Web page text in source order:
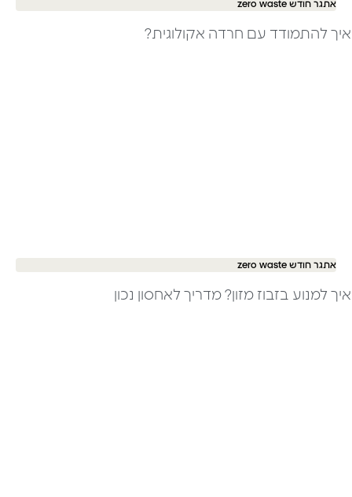
אתגר חודש zero waste
איך להתמודד עם חרדה אקולוגית?
אתגר חודש zero waste
איך למנוע בזבוז מזון? מדריך לאחסון נכון